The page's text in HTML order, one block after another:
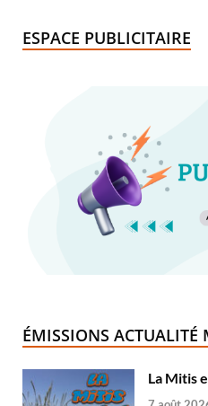
ESPACE PUBLICITAIRE
ÉMISSIONS ACTUALITÉ
La Mitis